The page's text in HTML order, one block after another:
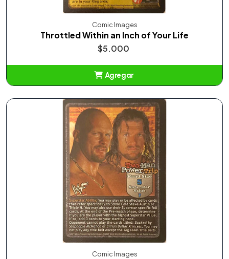
Comic Images
Throttled Within an Inch of Your Life
$5.000
Agregar
Comic Images